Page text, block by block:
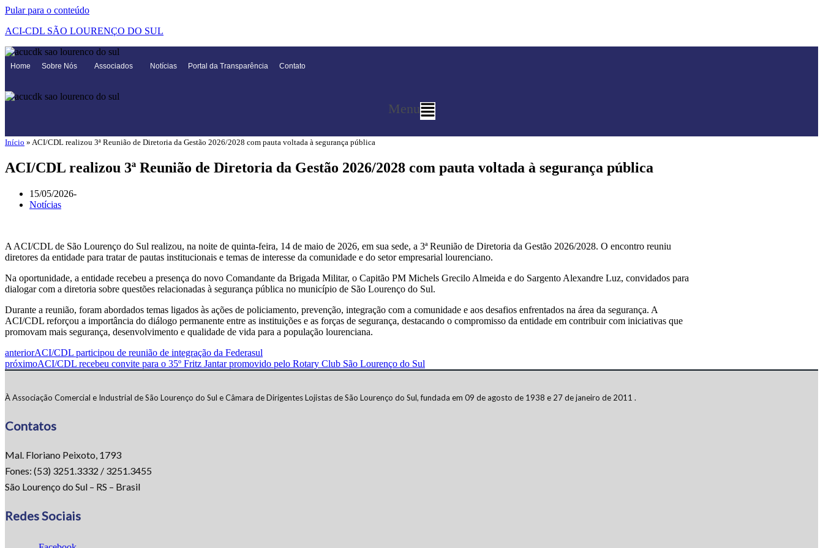
Pular para o conteúdo
ACI-CDL SÃO LOURENÇO DO SUL
Home Sobre Nós Associados Notícias Portal da Transparência Contato
Menu
Início » ACI/CDL realizou 3ª Reunião de Diretoria da Gestão 2026/2028 com pauta voltada à segurança pública
ACI/CDL realizou 3ª Reunião de Diretoria da Gestão 2026/2028 com pauta voltada à segurança pública
15/05/2026
Notícias
A ACI/CDL de São Lourenço do Sul realizou, na noite de quinta-feira, 14 de maio de 2026, em sua sede, a 3ª Reunião de Diretoria da Gestão 2026/2028. O encontro reuniu
diretores da entidade para tratar de pautas institucionais e temas de interesse da comunidade e do setor empresarial lourenciano.
Na oportunidade, a entidade recebeu a presença do novo Comandante da Brigada Militar, o Capitão PM Michels Grecilo Almeida e do Sargento Alexandre Luz, convidados para
dialogar com a diretoria sobre questões relacionadas à segurança pública no município de São Lourenço do Sul.
Durante a reunião, foram abordados temas ligados às ações de policiamento, prevenção, integração com a comunidade e aos desafios enfrentados na área da segurança. A
ACI/CDL reforçou a importância do diálogo permanente entre as instituições e as forças de segurança, destacando o compromisso da entidade em contribuir com iniciativas que
promovam mais segurança, desenvolvimento e qualidade de vida para a população lourenciana.
anteriorACI/CDL participou de reunião de integração da Federasul
próximoACI/CDL recebeu convite para o 35º Fritz Jantar promovido pelo Rotary Club São Lourenço do Sul
À Associação Comercial e Industrial de São Lourenço do Sul e Câmara de Dirigentes Lojistas de São Lourenço do Sul, fundada em 09 de agosto de 1938 e 27 de janeiro de 2011 .
Contatos
Mal. Floriano Peixoto, 1793
Fones: (53) 3251.3332 / 3251.3455
São Lourenço do Sul – RS – Brasil
Redes Sociais